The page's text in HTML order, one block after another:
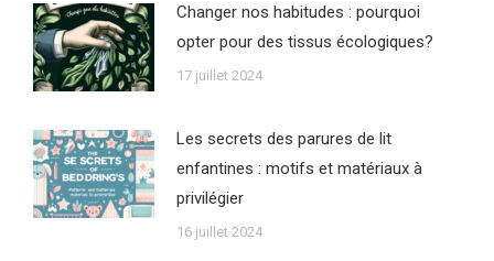
Changer nos habitudes : pourquoi
opter pour des tissus écologiques?
17 juillet 2024
Les secrets des parures de lit
enfantines : motifs et matériaux à
privilégier
16 juillet 2024